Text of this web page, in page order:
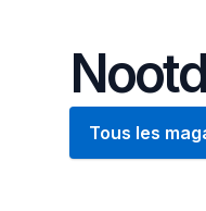
Tous les